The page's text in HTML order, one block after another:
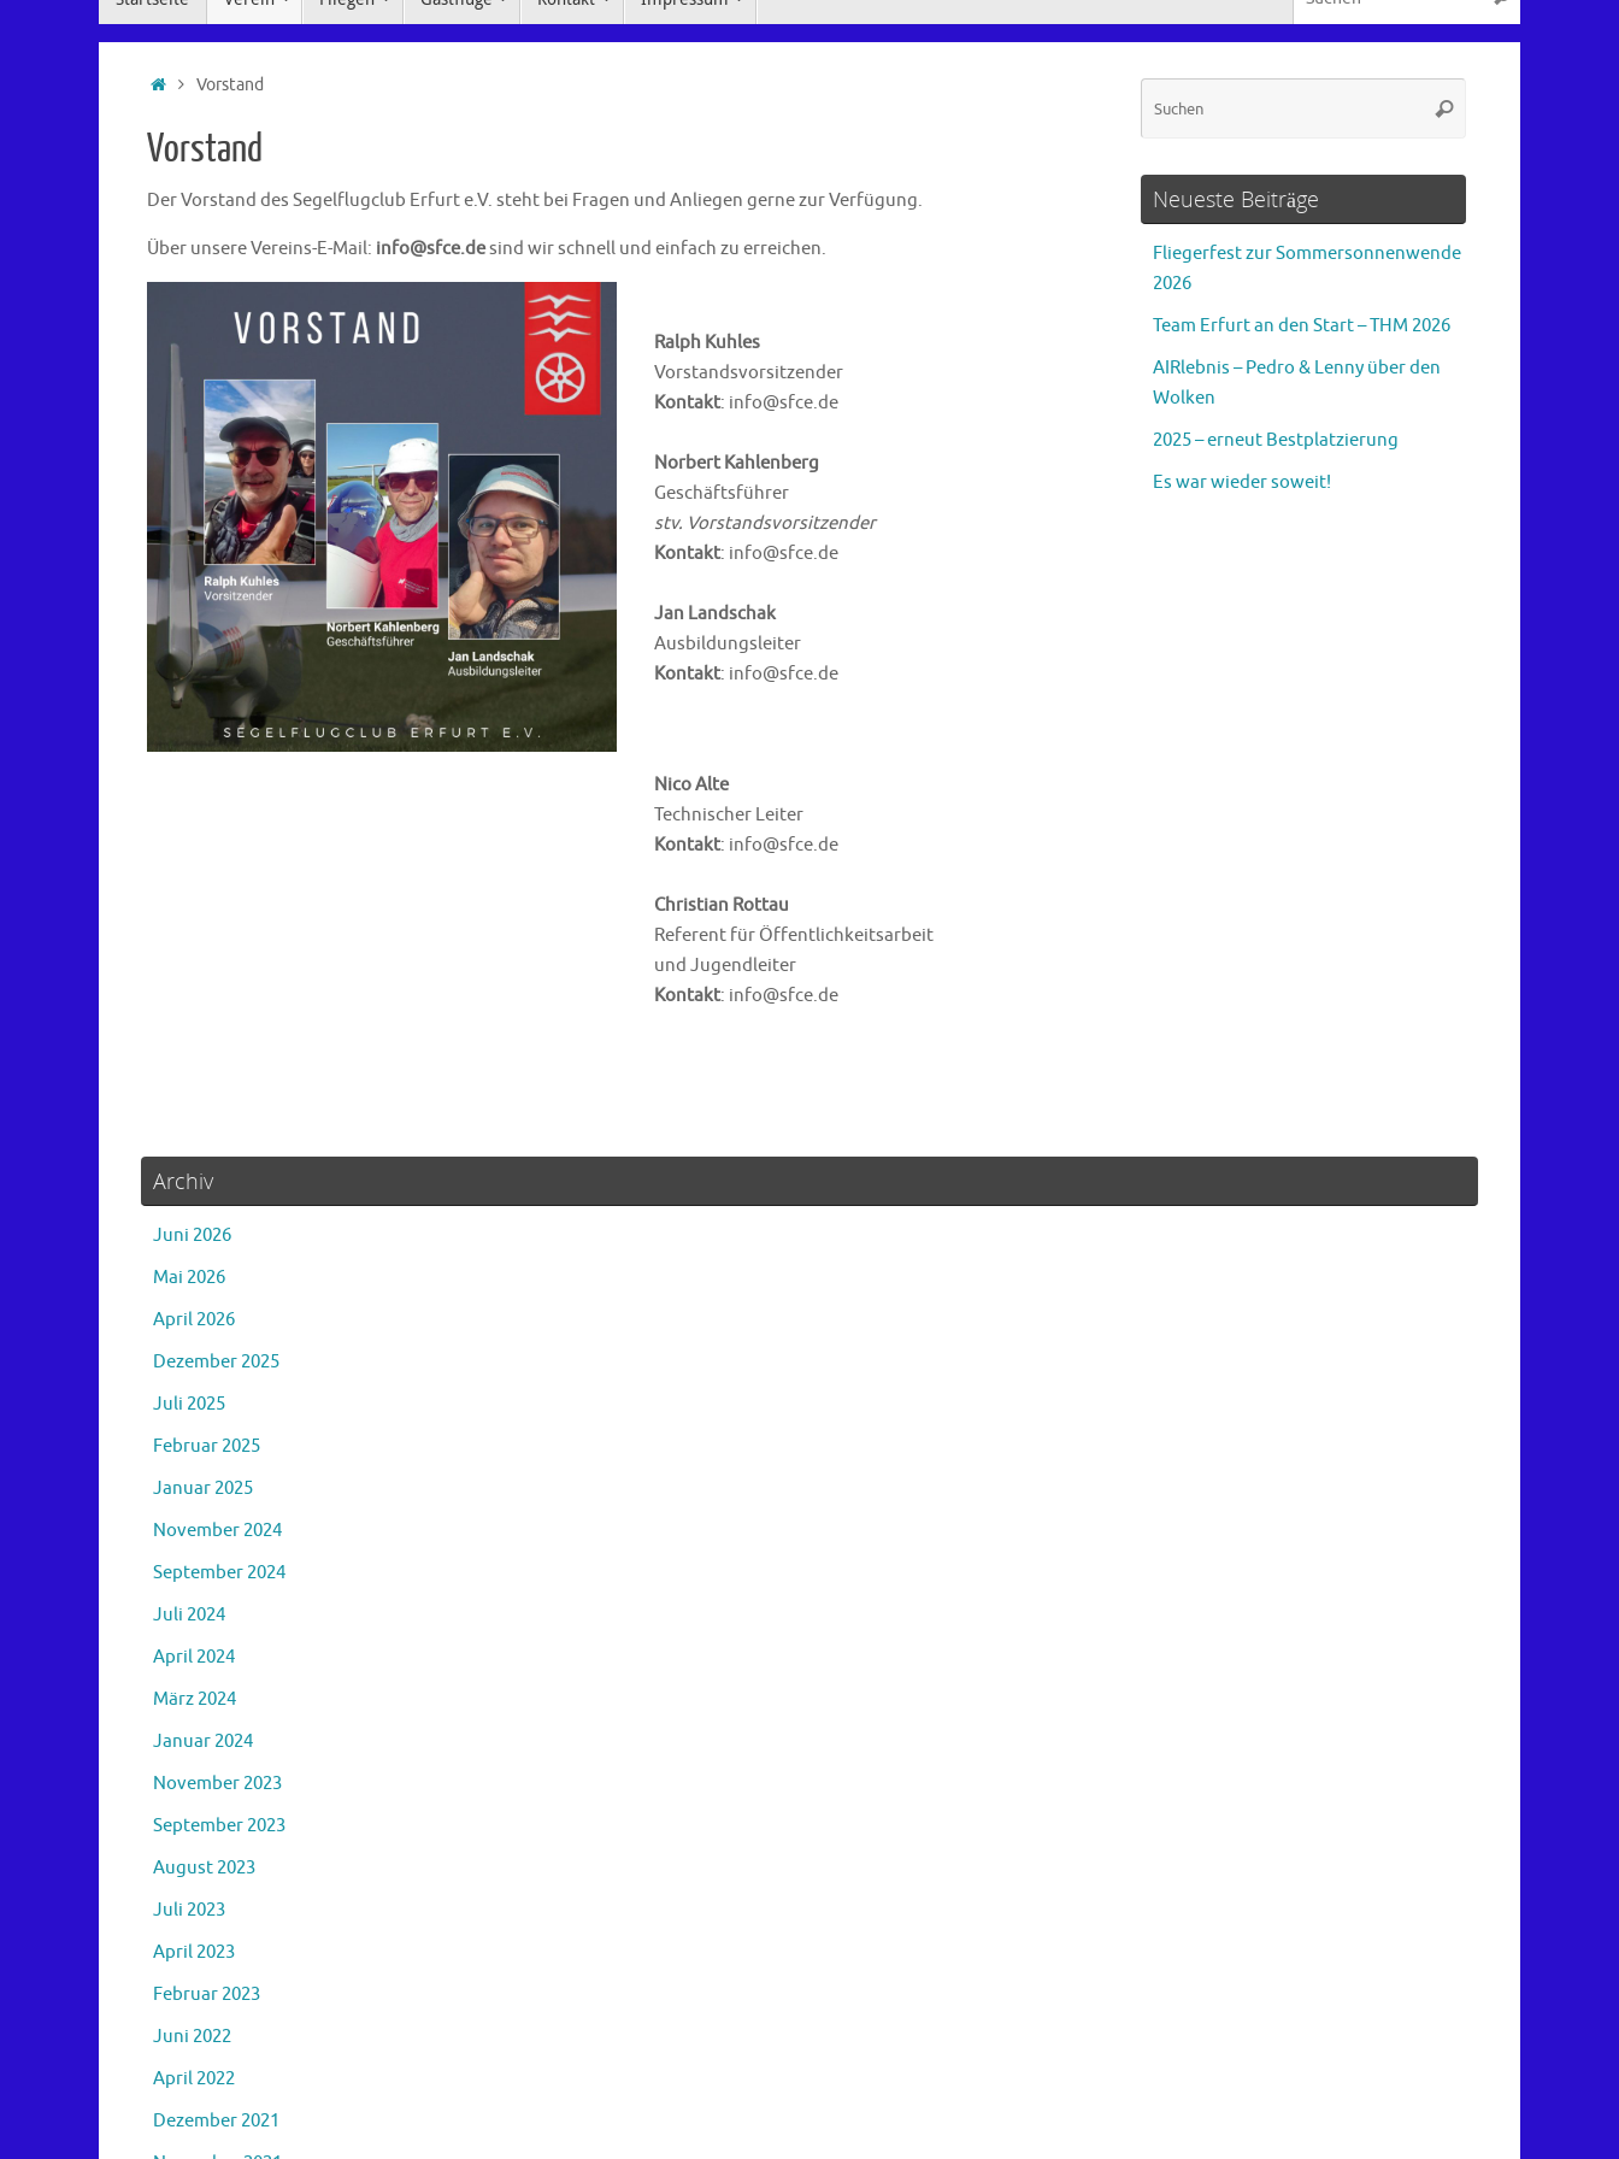
Inhalt
StartVorstand
Vorstand
Der Vorstand des Segelflugclub Erfurt e.V. steht bei Fragen und Anliegen gerne zur Verfügung.
Über unsere Vereins-E-Mail: info@sfce.desind wir schnell und einfach zu erreichen.
Ralph Kuhles
Vorstandsvorsitzender
Kontakt: info@sfce.de
Norbert Kahlenberg
Geschäftsführer
stv. Vorstandsvorsitzender
Kontakt: info@sfce.de
Jan Landschak
Ausbildungsleiter
Kontakt: info@sfce.de
Nico Alte
Technischer Leiter
Kontakt: info@sfce.de
Christian Rottau
Referent für Öffentlichkeitsarbeit
und Jugendleiter
Kontakt: info@sfce.de
Suchen
Neueste Beiträge
Fliegerfest zur Sommersonnenwende
2026
Team Erfurt an den Start – THM 2026
AIRlebnis – Pedro & Lenny über den
Wolken
2025 – erneut Bestplatzierung
Es war wieder soweit!
Archiv
Juni 2026
Mai 2026
April 2026
Dezember 2025
Juli 2025
Februar 2025
Januar 2025
November 2024
September 2024
Juli 2024
April 2024
März 2024
Januar 2024
November 2023
September 2023
August 2023
Juli 2023
April 2023
Februar 2023
Juni 2022
April 2022
Dezember 2021